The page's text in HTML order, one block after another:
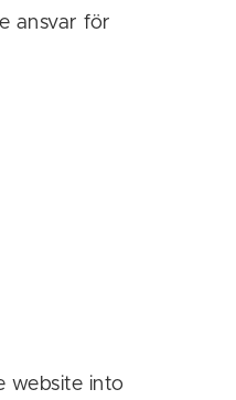
ansvar för
website into